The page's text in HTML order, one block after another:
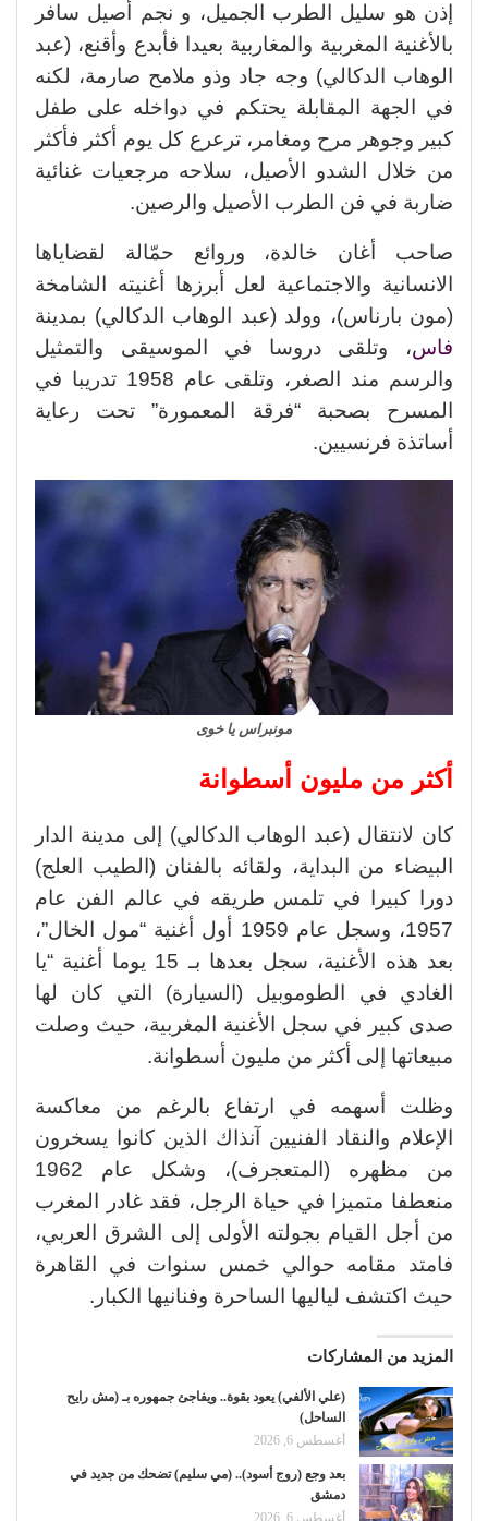
إذن هو سليل الطرب الجميل، و نجم أصيل سافر
بالأغنية المغربية والمغاربية بعيدا فأبدع وأقنع، (عبد
الوهاب الدكالي) وجه جاد وذو ملامح صارمة، لكنه
في الجهة المقابلة يحتكم في دواخله على طفل
كبير وجوهر مرح ومغامر، ترعرع كل يوم أكثر فأكثر
من خلال الشدو الأصيل، سلاحه مرجعيات غنائية
ضاربة في فن الطرب الأصيل والرصين.
صاحب أغان خالدة، وروائع حمّالة لقضاياها
الانسانية والاجتماعية لعل أبرزها أغنيته الشامخة
(مون بارناس)، وولد (عبد الوهاب الدكالي) بمدينة
فاس، وتلقى دروسا في الموسيقى والتمثيل
والرسم مند الصغر، وتلقى عام 1958 تدريبا في
المسرح بصحبة “فرقة المعمورة” تحت رعاية
أساتذة فرنسيين.
مونبراس يا خوى
أكثر من مليون أسطوانة
كان لانتقال (عبد الوهاب الدكالي) إلى مدينة الدار
البيضاء من البداية، ولقائه بالفنان (الطيب العلج)
دورا كبيرا في تلمس طريقه في عالم الفن عام
1957، وسجل عام 1959 أول أغنية “مول الخال”،
بعد هذه الأغنية، سجل بعدها بـ 15 يوما أغنية “يا
الغادي في الطوموبيل (السيارة) التي كان لها
صدى كبير في سجل الأغنية المغربية، حيث وصلت
مبيعاتها إلى أكثر من مليون أسطوانة.
وظلت أسهمه في ارتفاع بالرغم من معاكسة
الإعلام والنقاد الفنيين آنذاك الذين كانوا يسخرون
من مظهره (المتعجرف)، وشكل عام 1962
منعطفا متميزا في حياة الرجل، فقد غادر المغرب
من أجل القيام بجولته الأولى إلى الشرق العربي،
فامتد مقامه حوالي خمس سنوات في القاهرة
حيث اكتشف لياليها الساحرة وفنانيها الكبار.
المزيد من المشاركات
(علي الألفي) يعود بقوة.. ويفاجئ جمهوره بـ (مش رايح
الساحل)
أغسطس 6, 2026
بعد وجع (روج أسود).. (مي سليم) تضحك من جديد في
دمشق
أغسطس 6, 2026